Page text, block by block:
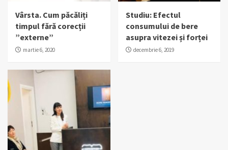
Vârsta. Cum păcăliți
timpul fără corecții
”externe”
martie 6, 2020
Studiu: Efectul
consumului de bere
asupra vitezei și forței
decembrie 6, 2019